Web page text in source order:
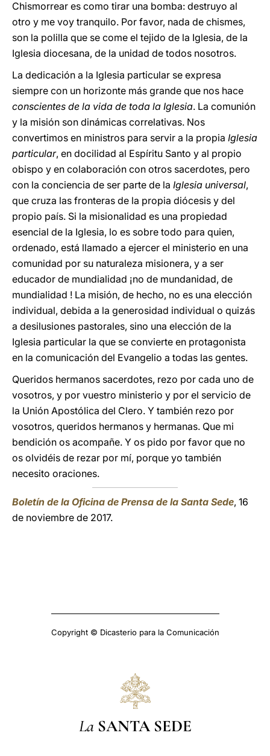
Chismorrear es como tirar una bomba: destruyo al
otro y me voy tranquilo. Por favor, nada de chismes,
son la polilla que se come el tejido de la Iglesia, de la
Iglesia diocesana, de la unidad de todos nosotros.
La dedicación a la Iglesia particular se expresa
siempre con un horizonte más grande que nos hace
conscientes de la vida de toda la Iglesia. La comunión
y la misión son dinámicas correlativas. Nos
convertimos en ministros para servir a la propia Iglesia
particular, en docilidad al Espíritu Santo y al propio
obispo y en colaboración con otros sacerdotes, pero
con la conciencia de ser parte de la Iglesia universal,
que cruza las fronteras de la propia diócesis y del
propio país. Si la misionalidad es una propiedad
esencial de la Iglesia, lo es sobre todo para quien,
ordenado, está llamado a ejercer el ministerio en una
comunidad por su naturaleza misionera, y a ser
educador de mundialidad ¡no de mundanidad, de
mundialidad ! La misión, de hecho, no es una elección
individual, debida a la generosidad individual o quizás
a desilusiones pastorales, sino una elección de la
Iglesia particular la que se convierte en protagonista
en la comunicación del Evangelio a todas las gentes.
Queridos hermanos sacerdotes, rezo por cada uno de
vosotros, y por vuestro ministerio y por el servicio de
la Unión Apostólica del Clero. Y también rezo por
vosotros, queridos hermanos y hermanas. Que mi
bendición os acompañe. Y os pido por favor que no
os olvidéis de rezar por mí, porque yo también
necesito oraciones.
Boletín de la Oficina de Prensa de la Santa Sede, 16
de noviembre de 2017.
Copyright © Dicasterio para la Comunicación
La SANTA SEDE